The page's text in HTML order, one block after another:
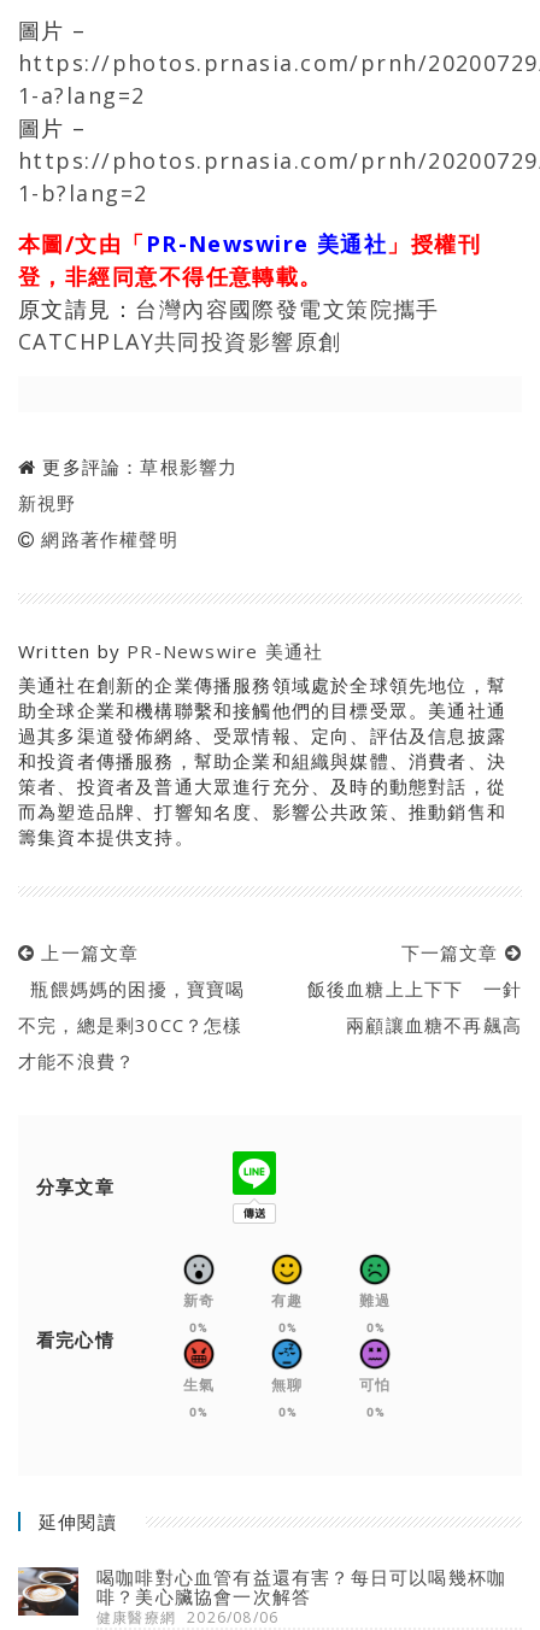
圖片 –
https://photos.prnasia.com/prnh/
1-a?lang=2
圖片 –
https://photos.prnasia.com/prnh/
1-b?lang=2
本圖/文由「 PR-Newswire 美通社 」授權刊
登，非經同意不得任意轉載。
原文請見： 台灣內容國際發電文策院攜手
CATCHPLAY共同投資影響原創
更多評論：草根影響力
新視野
網路著作權聲明
Written by PR-Newswire 美通社
美通社在創新的企業傳播服務領域處於全球領先地位，幫
助全球企業和機構聯繫和接觸他們的目標受眾。美通社通
過其多渠道發佈網絡、受眾情報、定向、評估及信息披露
和投資者傳播服務，幫助企業和組織與媒體、消費者、決
策者、投資者及普通大眾進行充分、及時的動態對話，從
而為塑造品牌、打響知名度、影響公共政策、推動銷售和
籌集資本提供支持。
上一篇文章
瓶餵媽媽的困擾，寶寶喝
不完，總是剩30CC？怎樣
才能不浪費？
下一篇文章
飯後血糖上上下下 一針
兩顧讓血糖不再飆高
分享文章
看完心情
新奇
0%
有趣
0%
難過
0%
生氣
0%
無聊
0%
可怕
0%
延伸閱讀
喝咖啡對心血管有益還有害？每日可以喝幾杯咖
啡？美心臟協會一次解答
健康醫療網 2026/08/06